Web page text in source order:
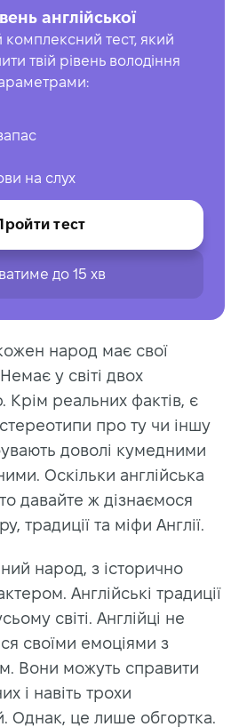
англійської
тест, який
твій рівень володіння
на слух
тест
до 15 хв
народ має свої
у світі двох
Крім реальних фактів, є
про ту чи іншу
доволі кумедними
Оскільки англійська
давайте ж дізнаємося
традиції та міфи Англії.
народ, з історично
Англійські традиції
світі. Англійці не
своїми емоціями з
Вони можуть справити
і навіть трохи
Однак, це лише обгортка.